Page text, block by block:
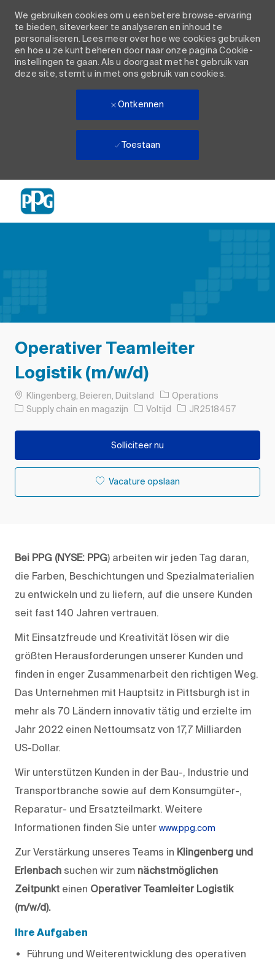
We gebruiken cookies om u een betere browse-ervaring
te bieden, siteverkeer te analyseren en inhoud te
personaliseren. Lees meer over hoe we cookies gebruiken
en hoe u ze kunt beheren door naar onze pagina Cookie-
instellingen te gaan. Als u doorgaat met het gebruik van
deze site, stemt u in met ons gebruik van cookies.
Ontkennen
Toestaan
Operativer Teamleiter
Logistik (m/w/d)
PlaatsKlingenberg, Beieren, Duitsland
Operations
Categorie
Supply chain en magazijn Soort baan
Voltijd Taak-ID
JR2518457
Solliciteer nu
Vacature opslaan
Bei PPG (NYSE: PPG) arbeiten wir jeden Tag daran,
die Farben, Beschichtungen und Spezialmaterialien
zu entwickeln und zu liefern, auf die unsere Kunden
seit fast 140 Jahren vertrauen.
Mit Einsatzfreude und Kreativität lösen wir die
größten Herausforderungen unserer Kunden und
finden in enger Zusammenarbeit den richtigen Weg.
Das Unternehmen mit Hauptsitz in Pittsburgh ist in
mehr als 70 Ländern innovativ tätig und erzielte im
Jahr 2022 einen Nettoumsatz von 17,7 Milliarden
US-Dollar.
Wir unterstützen Kunden in der Bau-, Industrie und
Transportbranche sowie auf dem Konsumgüter-,
Reparatur- und Ersatzteilmarkt. Weitere
Informationen finden Sie unter www.ppg.com
Zur Verstärkung unseres Teams in Klingenberg und
Erlenbach suchen wir zum nächstmöglichen
Zeitpunkt einen Operativer Teamleiter Logistik
(m/w/d).
Ihre Aufgaben
Führung und Weiterentwicklung des operativen